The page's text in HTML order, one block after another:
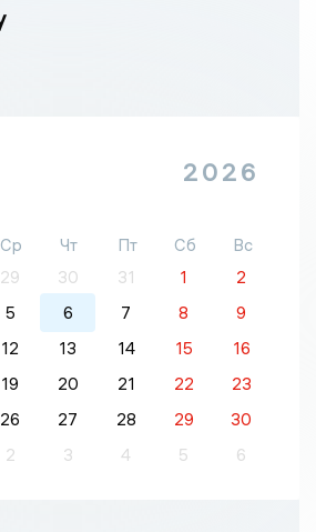
2026
Ср Чт Пт Сб
Вс
29 30 31 1
2
5 6 7 8
9
12 13 14 15
16
19 20 21 22
23
26 27 28 29
30
2 3 4 5 6